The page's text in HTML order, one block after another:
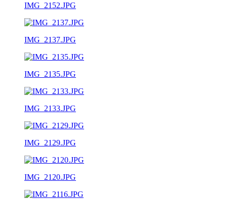
IMG_2152.JPG
IMG_2137.JPG
IMG_2135.JPG
IMG_2133.JPG
IMG_2129.JPG
IMG_2120.JPG